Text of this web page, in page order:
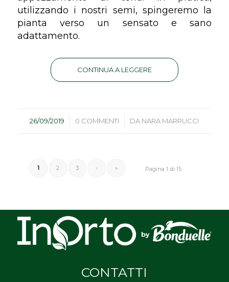
utilizzando i nostri semi, spingeremo la
pianta verso un sensato e sano
adattamento.
CONTINUA A LEGGERE
26/09/2019
/ 0 COMMENTI
/ DA NARA MARRUCCI
Pagina 1 di 15
1 2 3 › »
CONTATTI